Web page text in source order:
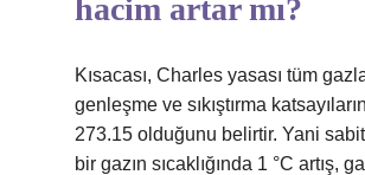
hacim artar mı?
Kısacası, Charles yasası tüm
genleşme ve sıkıştırma
273.15 olduğunu belirtir. Yani sabit
bir gazın sıcaklığında 1 °C artış,